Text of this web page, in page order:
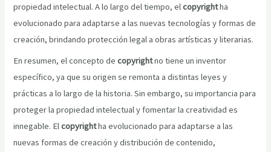
propiedad intelectual. A lo largo del tiempo, elcopyrightha
evolucionado para adaptarse a las nuevas tecnologías y formas de
creación, brindando protección legal a obras artísticas y literarias.
En resumen, el concepto decopyrightno tiene un inventor
específico, ya que su origen se remonta a distintas leyes y
prácticas a lo largo de la historia. Sin embargo, su importancia para
proteger la propiedad intelectual y fomentar la creatividad es
innegable. Elcopyrightha evolucionado para adaptarse a las
nuevas formas de creación y distribución de contenido,